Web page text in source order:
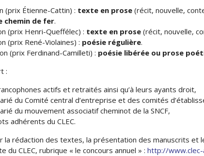
(prix Étienne-Cattin) : texte en prose (récit, nouvelle,
chemin de fer.
(prix Henri-Queffélec) : texte en prose (récit, nouvelle,
(prix René-Violaines) : poésie régulière.
(prix Ferdinand-Camilleti) : poésie libérée ou prose
:
actifs et retraités ainsi qu’à leurs ayants droit,
du Comité central d’entreprise et des comités
du mouvement associatif cheminot de la SNCF,
adhérents du CLEC.
la rédaction des textes, la présentation des manuscrits et
du CLEC, rubrique « le concours annuel » : http://